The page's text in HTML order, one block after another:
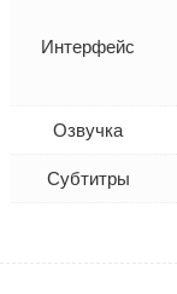
Интерфейс
Озвучка
Субтитры